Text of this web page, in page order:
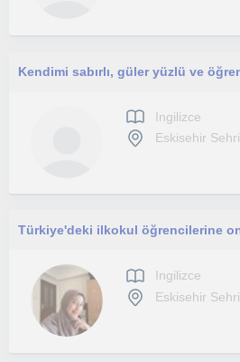
Ingilizce
Eskisehir Sehri
Ingilizce
Eskisehir Sehri